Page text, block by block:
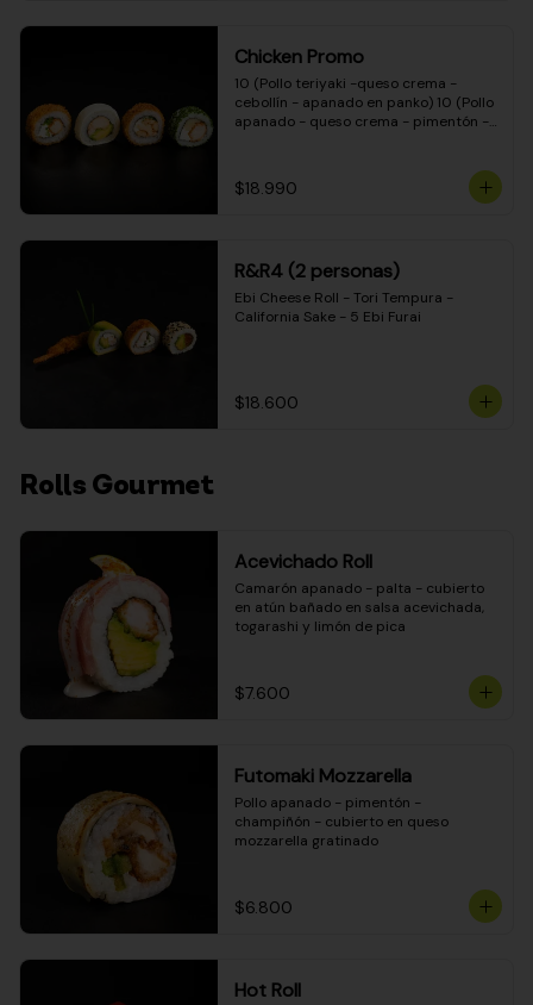
teriyaki - queso crema - cebollín -
envuelto en masa tempura) 10
(Pimentón - queso crema - cebollín -
envuelto en masa tempura)
Chicken Promo
10 (Pollo teriyaki -queso crema -
cebollín - apanado en panko) 10 (Pollo
apanado - queso crema - pimentón -
ciboulette) 10 (Pollo teriyaki - palta -
envuelto en queso crema)
$18.990
R&R4 (2 personas)
Ebi Cheese Roll - Tori Tempura -
California Sake - 5 Ebi Furai
$18.600
Rolls Gourmet
Acevichado Roll
Camarón apanado - palta - cubierto
en atún bañado en salsa acevichada,
togarashi y limón de pica
$7.600
Futomaki Mozzarella
Pollo apanado - pimentón -
champiñón - cubierto en queso
mozzarella gratinado
$6.800
Hot Roll